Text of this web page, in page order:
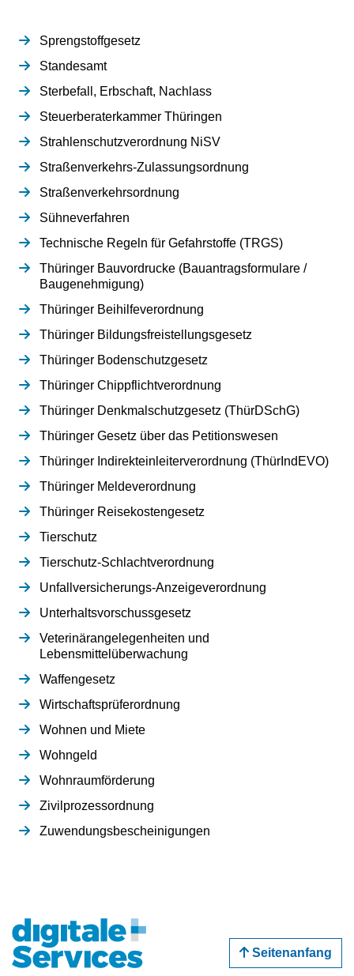
Sprengstoffgesetz
Standesamt
Sterbefall, Erbschaft, Nachlass
Steuerberaterkammer Thüringen
Strahlenschutzverordnung NiSV
Straßenverkehrs-Zulassungsordnung
Straßenverkehrsordnung
Sühneverfahren
Technische Regeln für Gefahrstoffe (TRGS)
Thüringer Bauvordrucke (Bauantragsformulare /
Baugenehmigung)
Thüringer Beihilfeverordnung
Thüringer Bildungsfreistellungsgesetz
Thüringer Bodenschutzgesetz
Thüringer Chippflichtverordnung
Thüringer Denkmalschutzgesetz (ThürDSchG)
Thüringer Gesetz über das Petitionswesen
Thüringer Indirekteinleiterverordnung (ThürIndEVO)
Thüringer Meldeverordnung
Thüringer Reisekostengesetz
Tierschutz
Tierschutz-Schlachtverordnung
Unfallversicherungs-Anzeigeverordnung
Unterhaltsvorschussgesetz
Veterinärangelegenheiten und
Lebensmittelüberwachung
Waffengesetz
Wirtschaftsprüferordnung
Wohnen und Miete
Wohngeld
Wohnraumförderung
Zivilprozessordnung
Zuwendungsbescheinigungen
Seitenanfang